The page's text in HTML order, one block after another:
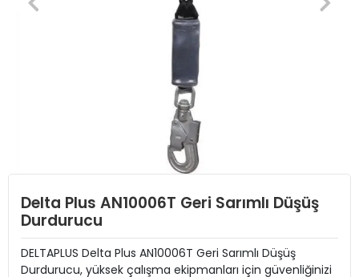
Delta Plus AN10006T Geri Sarımlı Düşüş
Durdurucu
DELTAPLUS Delta Plus AN10006T Geri Sarımlı Düşüş
Durdurucu, yüksek çalışma ekipmanları için güvenliğinizi